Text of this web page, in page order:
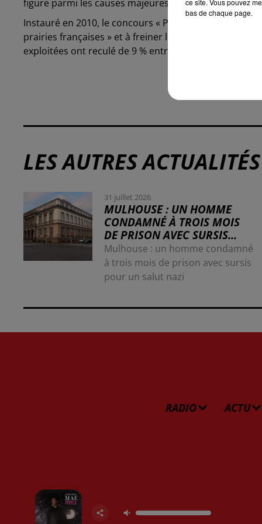
figure parmi les causes majeures de cette érosion,
Instauré en 2010, le concours « Prairies et parcours
prairies françaises » et à freiner leur déclin généralisé
exploitées ont reculé de 9 % entre 2010 et 2020, et
LES AUTRES ACTUALITÉS
31 juillet 2026
MULHOUSE : UN HOMME
CONDAMNÉ À TROIS MOIS
DE PRISON AVEC SURSIS...
Mulhouse : un homme condamné
à trois mois de prison avec sursis
pour un salut nazi
RADIO ACTU
bas de chaque page.